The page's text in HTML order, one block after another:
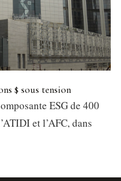
$ sous tension
ESG de 400
et l’AFC, dans